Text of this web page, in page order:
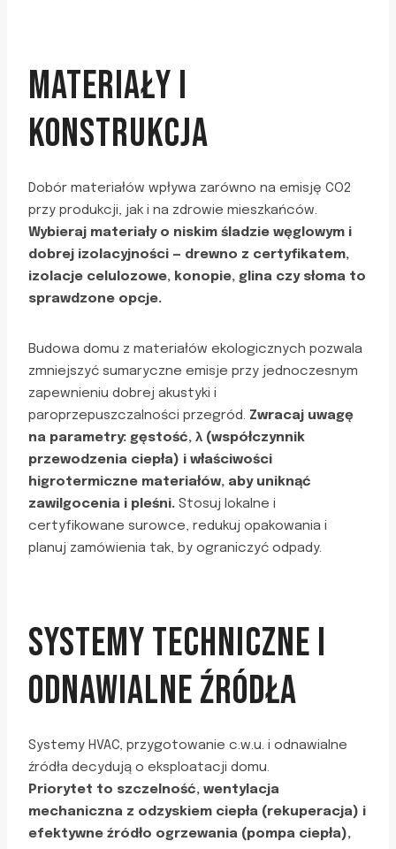
MATERIAŁY I
KONSTRUKCJA
Dobór materiałów wpływa zarówno na emisję CO2
przy produkcji, jak i na zdrowie mieszkańców.
Wybieraj materiały o niskim śladzie węglowym i
dobrej izolacyjności — drewno z certyfikatem,
izolacje celulozowe, konopie, glina czy słoma to
sprawdzone opcje.
Budowa domu z materiałów ekologicznych pozwala
zmniejszyć sumaryczne emisje przy jednoczesnym
zapewnieniu dobrej akustyki i
paroprzepuszczalności przegród. Zwracaj uwagę
na parametry: gęstość, λ (współczynnik
przewodzenia ciepła) i właściwości
higrotermiczne materiałów, aby uniknąć
zawilgocenia i pleśni. Stosuj lokalne i
certyfikowane surowce, redukuj opakowania i
planuj zamówienia tak, by ograniczyć odpady.
SYSTEMY TECHNICZNE I
ODNAWIALNE ŹRÓDŁA
Systemy HVAC, przygotowanie c.w.u. i odnawialne
źródła decydują o eksploatacji domu.
Priorytet to szczelność, wentylacja
mechaniczna z odzyskiem ciepła (rekuperacja) i
efektywne źródło ogrzewania (pompa ciepła),